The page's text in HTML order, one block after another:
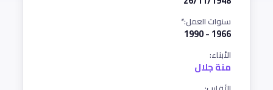
سنوات العمل:*
1966 - 1990
الأبناء:
منة جلال